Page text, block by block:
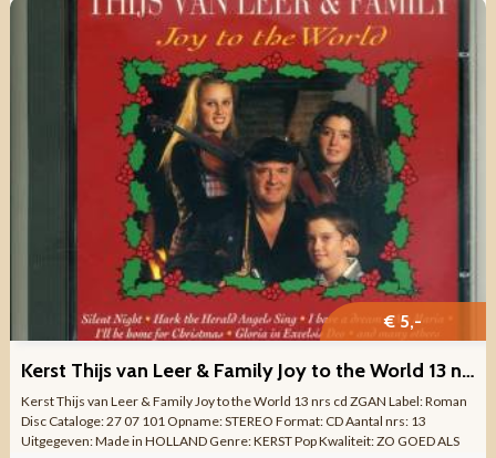
€ 5,-
Kerst Thijs van Leer & Family Joy to the World 13 nrs cd ZGAN
Kerst Thijs van Leer & Family Joy to the World 13 nrs cd ZGAN Label: Roman
Disc Cataloge: 27 07 101 Opname: STEREO Format: CD Aantal nrs: 13
Uitgegeven: Made in HOLLAND Genre: KERST Pop Kwaliteit: ZO GOED ALS